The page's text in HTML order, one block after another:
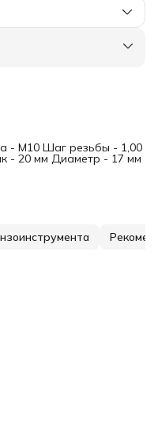
- М10 Шаг резьбы - 1,00
- 20 мм Диаметр - 17 мм